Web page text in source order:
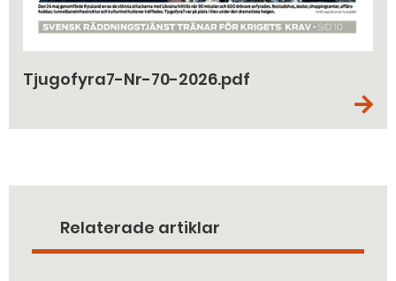
Tjugofyra7-Nr-70-2026.pdf
Relaterade artiklar